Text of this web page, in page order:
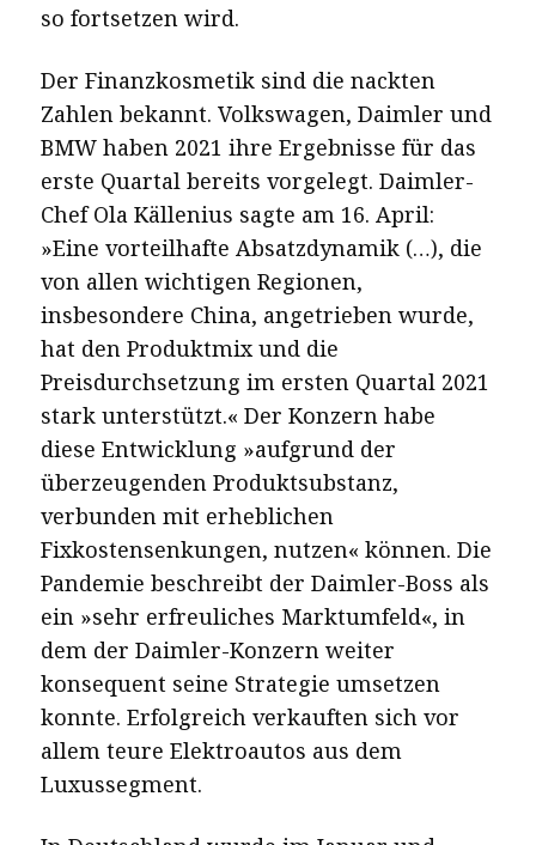
so fortsetzen wird.
Der Finanzkosmetik sind die nackten
Zahlen bekannt. Volkswagen, Daimler und
BMW haben 2021 ihre Ergebnisse für das
erste Quartal bereits vorgelegt. Daimler-
Chef Ola Källenius sagte am 16. April:
»Eine vorteilhafte Absatzdynamik (…), die
von allen wichtigen Regionen,
insbesondere China, angetrieben wurde,
hat den Produktmix und die
Preisdurchsetzung im ersten Quartal 2021
stark unterstützt.« Der Konzern habe
diese Entwicklung »aufgrund der
überzeugenden Produktsubstanz,
verbunden mit erheblichen
Fixkostensenkungen, nutzen« können. Die
Pandemie beschreibt der Daimler-Boss als
ein »sehr erfreuliches Marktumfeld«, in
dem der Daimler-Konzern weiter
konsequent seine Strategie umsetzen
konnte. Erfolgreich verkauften sich vor
allem teure Elektroautos aus dem
Luxussegment.